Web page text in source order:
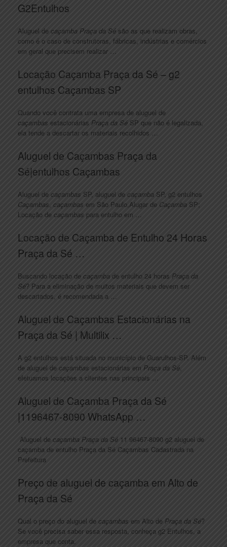
G2Entulhos
Aluguel de caçamba Praça da Sé são as que realizam obras,
como é o caso de construtoras, fábricas, indústrias e comércios
em geral que precisem realizar …
Locação Caçamba Praça da Sé – g2
entulhos Caçambas SP
Quando você contrata uma empresa de aluguel de
caçambas estacionárias Praça da Sé SP que não é legalizada,
ela tende a descartar os materiais recolhidos …
Aluguel de Caçambas Praça da
Sé|entulhos Caçambas
Aluguel de caçambas SP, aluguel de caçamba SP, g2 entulhos
Caçambas, caçambas em São Paulo,Alugar de Caçamba SP;
Locação de caçambas para entulho em …
Locação de Caçamba de Entulho 24 Horas
Praça da Sé …
Buscando locação de caçamba de entulho 24 horas Praça da
Sé? Para a eliminação de muitos materiais que devem ser
descartados, é recomendada a …
Aluguel de Caçambas Estacionárias na
Praça da Sé | Multilix …
A g2 entulhos está situada no município de Guarulhos-SP. Além
de aluguel de caçambas estacionárias em Praça da Sé,
efetuamos locações a clientes nas principais …
Aluguel de Caçamba Praça da Sé
|1196467-8090 WhatsApp …
Aluguel de caçamba Praça da Sé 11 96467-8090 g2 aluguel de
caçamba de entulho Praça da Sé Caçambas Cadastrada na
Prefeitura
Preço de aluguel de caçamba em Alto de
Praça da Sé
Qual o preço do aluguel de caçambas em Alto de Praça da Sé?
Se você precisa saber essa resposta, conheça g2 Entulhos, a
empresa que conta.